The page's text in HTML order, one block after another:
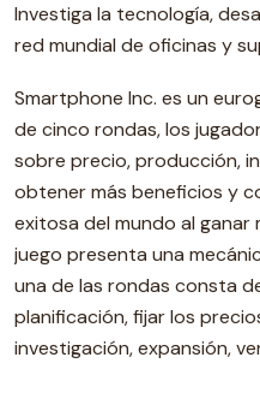
Investiga la tecnología,
red mundial de oficinas y
Smartphone Inc. es un
de cinco rondas, los
sobre precio, producción,
obtener más beneficios y
exitosa del mundo al ganar
juego presenta una
una de las rondas consta
planificación, fijar los
investigación, expansión,